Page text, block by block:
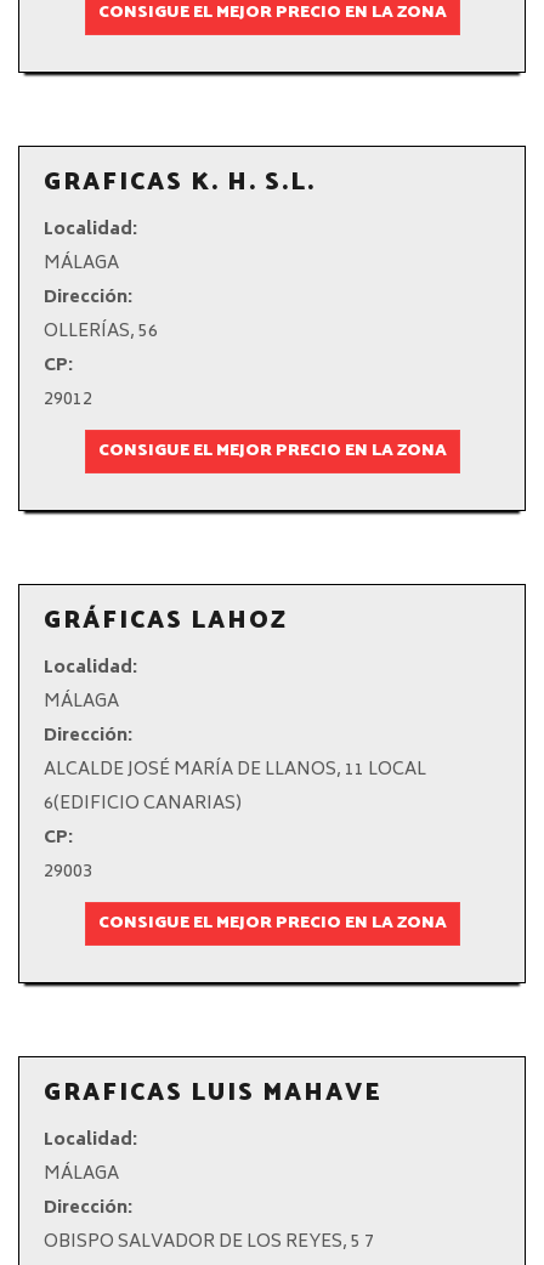
CONSIGUE EL MEJOR PRECIO EN LA ZONA
GRAFICAS K. H. S.L.
Localidad:
MÁLAGA
Dirección:
OLLERÍAS, 56
CP:
29012
CONSIGUE EL MEJOR PRECIO EN LA ZONA
GRÁFICAS LAHOZ
Localidad:
MÁLAGA
Dirección:
ALCALDE JOSÉ MARÍA DE LLANOS, 11 LOCAL
6(EDIFICIO CANARIAS)
CP:
29003
CONSIGUE EL MEJOR PRECIO EN LA ZONA
GRAFICAS LUIS MAHAVE
Localidad:
MÁLAGA
Dirección:
OBISPO SALVADOR DE LOS REYES, 5 7